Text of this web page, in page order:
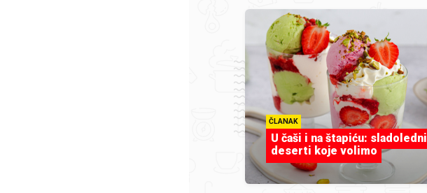
ČLANAK
U čaši i na štapiću: sladoledni
deserti koje volimo